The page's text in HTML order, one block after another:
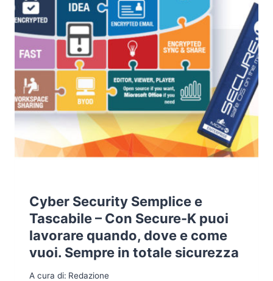
Cyber Security Semplice e
Tascabile – Con Secure-K puoi
lavorare quando, dove e come
vuoi. Sempre in totale sicurezza
A cura di: Redazione